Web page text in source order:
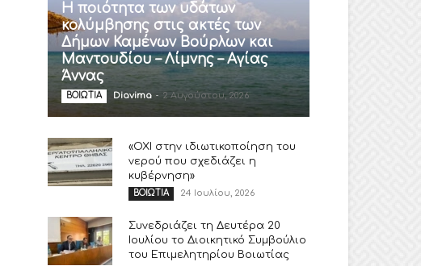
Η ποιότητα των υδάτων
κολύμβησης στις ακτές των
Δήμων Καμένων Βούρλων και
Μαντουδίου – Λίμνης – Αγίας
Άννας
ΒΟΙΩΤΙΑ Diavima - 2 Αυγούστου, 2026
«ΟΧΙ στην ιδιωτικοποίηση του
νερού που σχεδιάζει η
κυβέρνηση»
ΒΟΙΩΤΙΑ 24 Ιουλίου, 2026
Συνεδριάζει τη Δευτέρα 20
Ιουλίου το Διοικητικό Συμβούλιο
του Επιμελητηρίου Βοιωτίας